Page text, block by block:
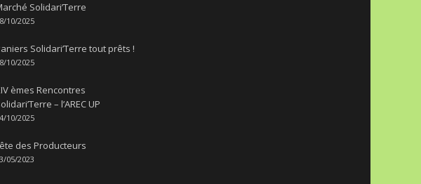
Solidari’Terre
10/2025
Solidari’Terre tout prêts !
10/2025
èmes Rencontres
– l’AREC UP
10/2025
des Producteurs
05/2023